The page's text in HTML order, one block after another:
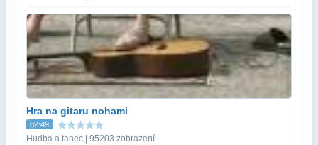
Hra na gitaru nohami
02:49
Hudba a tanec | 95203 zobrazení